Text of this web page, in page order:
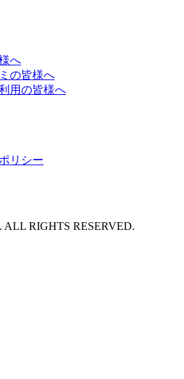
へ
の皆様へ
用の皆様へ
リシー
RIGHTS RESERVED.